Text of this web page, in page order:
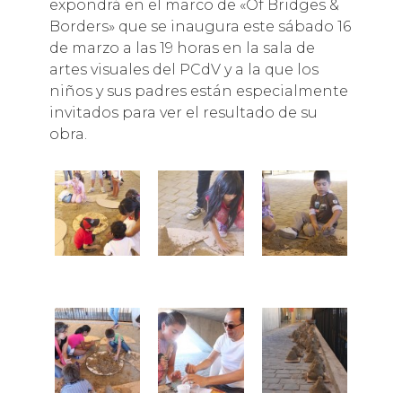
expondrá en el marco de «Of Bridges &
Borders» que se inaugura este sábado 16
de marzo a las 19 horas en la sala de
artes visuales del PCdV y a la que los
niños y sus padres están especialmente
invitados para ver el resultado de su
obra.